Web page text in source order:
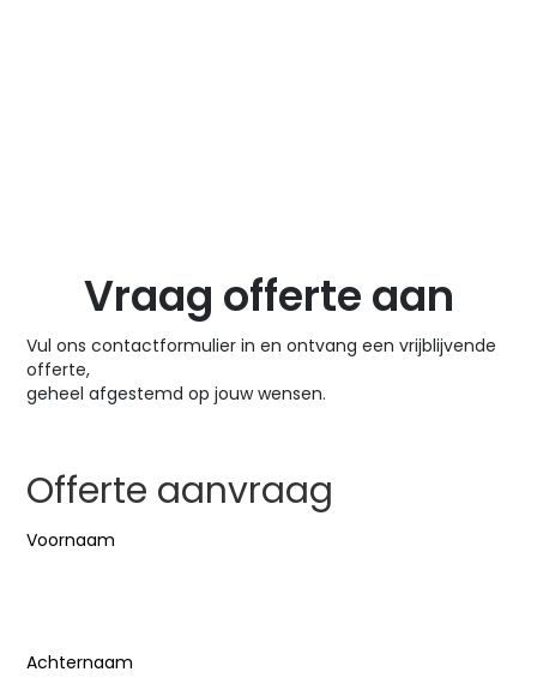
Vraag offerte aan
Vul ons contactformulier in en ontvang een vrijblijvende
offerte,
geheel afgestemd op jouw wensen.
Offerte aanvraag
Naam(Vereist)
Voornaam
Achternaam